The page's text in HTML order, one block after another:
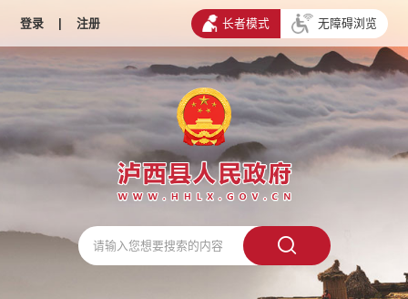
登录 | 注册 长者模式 无障碍浏览